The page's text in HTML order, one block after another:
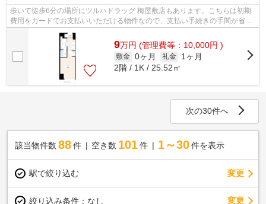
歩いて徒歩6分の場所にツルハドラッグ 梅屋敷店もあります。こちらは初期
費用をカードでお支払いいただける物件なので、支払い手続きの手間が省け
ます。2駅利用ができるので電車の利用...
9万円 (管理費等：10,000円 )
敷金 0ヶ月 礼金
1ヶ月
2階 / 1K / 25.52㎡
次の30件へ
該当物件数 88件 空き数 101 件 1～30 件を表示
駅で絞り込む 変更
絞り込み条件： なし 変更